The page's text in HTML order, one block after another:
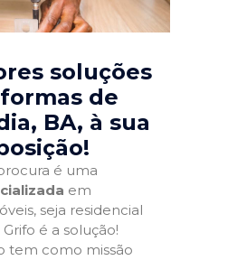
soluções
de
BA, à sua
é uma
em
seja residencial
é a solução!
tem como missão